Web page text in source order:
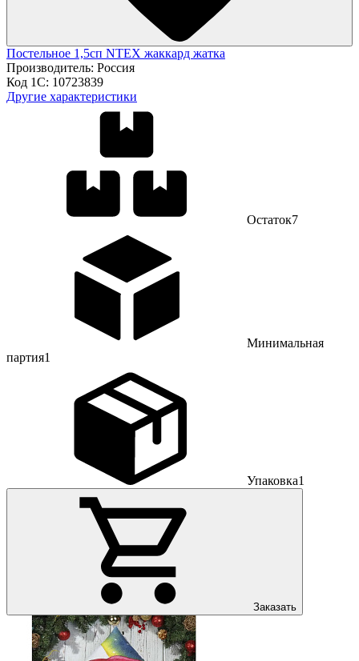
Постельное 1,5сп NTEX жаккард жатка
Производитель: Россия
Код 1С: 10723839
Другие характеристики
Остаток7
Минимальная
партия1
Упаковка1
Заказать